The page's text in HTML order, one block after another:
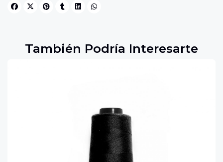
También Podría Interesarte